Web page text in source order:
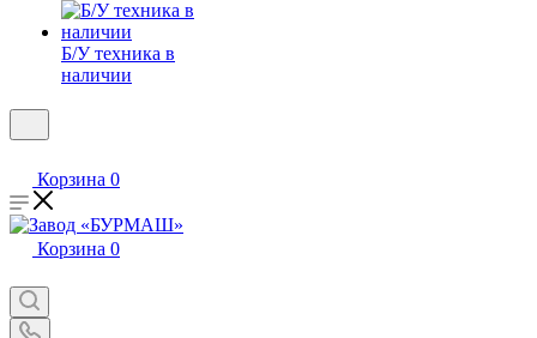
Б/У техника в
наличии
Корзина 0
Корзина 0